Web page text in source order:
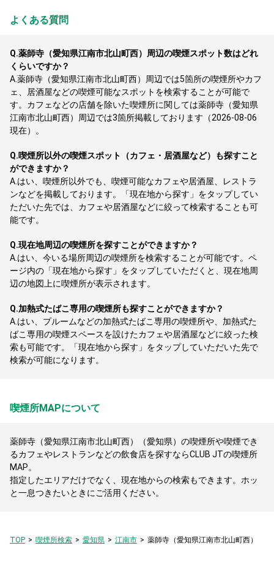
よくある質問
Q.薬師寺（愛知県江南市北山町西）周辺の喫煙スポット数はどれ
くらいですか？
A.薬師寺（愛知県江南市北山町西）周辺では5箇所の喫煙所やカフ
ェ、居酒屋などの喫煙可能なスポットを検索することが可能で
す。カフェなどの店舗を除いた喫煙所に関しては薬師寺（愛知県
江南市北山町西）周辺では3箇所掲載しております（2026-08-06
現在）。
Q.喫煙所以外の喫煙スポット（カフェ・居酒屋など）も探すこと
ができますか？
A. はい、喫煙所以外でも、喫煙可能なカフェや居酒屋、レストラ
ンなどを掲載しております。「現在地から探す」をタップしてい
ただいた先では、カフェや居酒屋などに絞って検索することも可
能です。
Q.現在地周辺の喫煙所を探すことができますか？
A. はい、今いる場所周辺の喫煙所を検索することが可能です。ペ
ージ内の「現在地から探す」をタップしていただくと、現在地周
辺の地図上に喫煙所が表示されます。
Q.加熱式たばこ専用の喫煙所も探すことができますか？
A. はい、プルームなどの加熱式たばこ専用の喫煙所や、加熱式た
ばこ専用の喫煙スペースを設けたカフェや居酒屋などに絞った検
索も可能です。「現在地から探す」をタップしていただいた先で
検索が可能になります。
喫煙所MAPについて
薬師寺（愛知県江南市北山町西）（愛知県）の喫煙所や喫煙でき
るカフェやレストランなどの飲食店を探すならCLUB JTの喫煙所
MAP。
指定したエリアだけでなく、現在地からの検索もできます。ホッ
と一息つきたいときにご活用ください。
TOP 喫煙所検索 愛知県 江南市 薬師寺（愛知県江南市北山町西）